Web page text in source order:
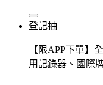
登記抽
【限APP下單】
用記錄器、國際